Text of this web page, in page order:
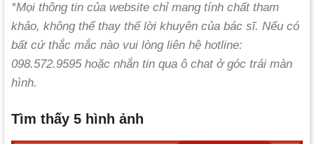
*Mọi thông tin của website chỉ mang tính chất tham
khảo, không thể thay thế lời khuyên của bác sĩ. Nếu có
bất cứ thắc mắc nào vui lòng liên hệ hotline:
098.572.9595 hoặc nhắn tin qua ô chat ở góc trái màn
hình.
Tìm thấy 5 hình ảnh